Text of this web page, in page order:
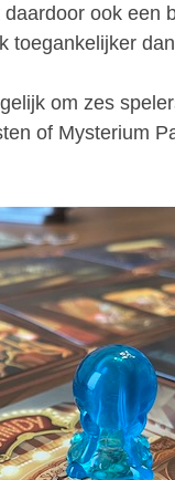
ook een
toegankelijker
om zes
of Mysterium